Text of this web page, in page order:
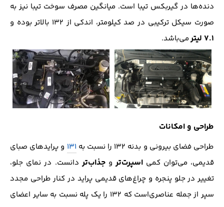
دنده‌ها در گیربکس تیبا است. میانگین مصرف سوخت تیبا نیز به
صورت سیکل ترکیبی در صد کیلومتر، اندکی از 132 بالاتر بوده و
7.1 لیتر می‌باشد.
طراحی و امکانات
طراحی فضای بیرونی و بدنه 132 را نسبت به 131 و پراید‌های صبای
قدیمی، می‌توان کمی اسپرت‌تروجذاب‌تردانست. در نمای جلو،
تغییر در جلو پنجره و چراغ‌های قدیمی پراید در کنار طراحی مجدد
سپر از جمله عناصری‌است که 132 را یک‌ پله نسبت به سایر اعضای